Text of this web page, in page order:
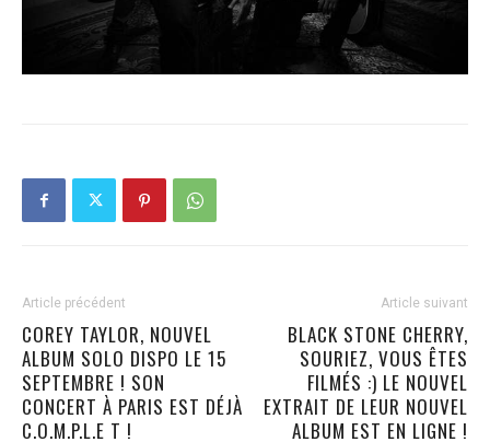
Article précédent
COREY TAYLOR, NOUVEL
ALBUM SOLO DISPO LE 15
SEPTEMBRE ! SON
CONCERT À PARIS EST DÉJÀ
C.O.M.P.L.E T !
Article suivant
BLACK STONE CHERRY,
SOURIEZ, VOUS ÊTES
FILMÉS :) LE NOUVEL
EXTRAIT DE LEUR NOUVEL
ALBUM EST EN LIGNE !